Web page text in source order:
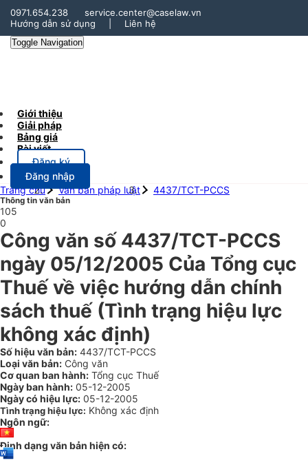
0971.654.238
service.center@caselaw.vn
Hướng dẫn sử dụng
Liên hệ
Toggle Navigation
Giới thiệu
Giải pháp
Bảng giá
Bài viết
Đăng ký
Đăng nhập
Trang chủ
Văn bản pháp luật 4437/TCT-PCCS
Thông tin văn bản
105
0
Công văn số 4437/TCT-PCCS
ngày 05/12/2005 Của Tổng cục
Thuế về việc hướng dẫn chính
sách thuế (Tình trạng hiệu lực
không xác định)
Số hiệu văn bản: 4437/TCT-PCCS
Loại văn bản: Công văn
Cơ quan ban hành: Tổng cục Thuế
Ngày ban hành: 05-12-2005
Ngày có hiệu lực: 05-12-2005
Tình trạng hiệu lực: Không xác định
Ngôn ngữ:
Định dạng văn bản hiện có: